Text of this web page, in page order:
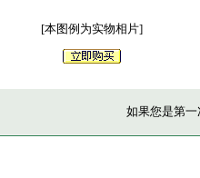
[本图例为实物相片]
如果您是第